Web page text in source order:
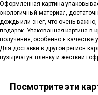
Оформленная картина
экологичный материал,
дождь или снег, что очень
подарок. Упакованная картина в
получения, особенно в качестве
Для доставки в другой регион
пузырчатую пленку и жесткий
Посмотрите эти